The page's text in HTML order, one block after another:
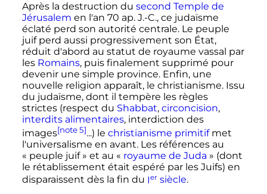
Après la destruction du second Temple de
Jérusalem en l'an 70 ap. J.-C., ce judaïsme
éclaté perd son autorité centrale. Le peuple
juif perd aussi progressivement son État,
réduit d'abord au statut de royaume vassal par
les Romains, puis finalement supprimé pour
devenir une simple province. Enfin, une
nouvelle religion apparaît, le christianisme. Issu
du judaïsme, dont il tempère les règles
strictes (respect du Shabbat, circoncision,
interdits alimentaires, interdiction des
images[note 5]...) le christianisme primitifmet
l'universalisme en avant. Les références au
« peuple juif » et au « royaume de Juda » (dont
le rétablissement était espéré par les Juifs) en
disparaissent dès la fin du Iersiècle.